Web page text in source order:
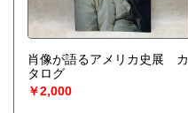
肖像が語るアメリカ史展 カ
タログ
￥2,000